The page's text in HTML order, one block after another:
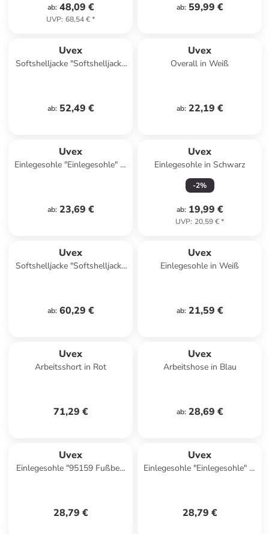
ab: 48,09 €
UVP: 68,54 €*
ab: 59,99 €
Uvex
Softshelljacke "Softshelljacke
ab: 52,49 €
Uvex
Overall in Weiß
ab: 22,19 €
Uvex
Einlegesohle "Einlegesohle" in
ab: 23,69 €
Uvex
Einlegesohle in Schwarz
-2%
ab: 19,99 €
UVP: 20,59 €*
Uvex
Softshelljacke "Softshelljacke
ab: 60,29 €
Uvex
Einlegesohle in Weiß
ab: 21,59 €
Uvex
Arbeitsshort in Rot
71,29 €
Uvex
Arbeitshose in Blau
ab: 28,69 €
Uvex
Einlegesohle "95159 Fußbett
28,79 €
Uvex
Einlegesohle "Einlegesohle" in
28,79 €